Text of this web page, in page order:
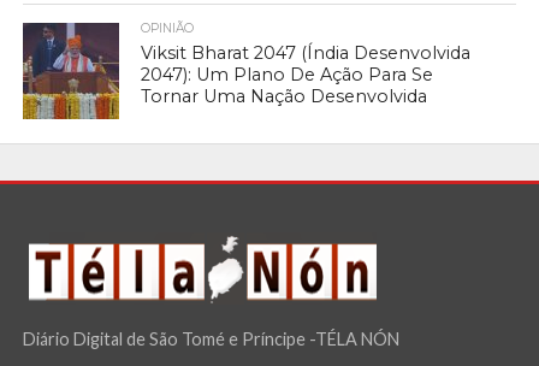
OPINIÃO
Viksit Bharat 2047 (Índia Desenvolvida
2047): Um Plano De Ação Para Se
Tornar Uma Nação Desenvolvida
Diário Digital de São Tomé e Príncipe -TÉLA NÓN